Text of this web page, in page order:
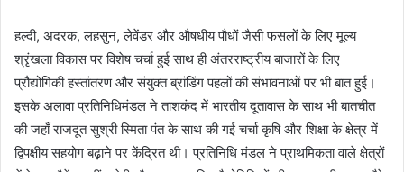
हल्दी, अदरक, लहसुन, लेवेंडर और औषधीय पौधों जैसी फसलों के लिए मूल्य
श्रृंखला विकास पर विशेष चर्चा हुई साथ ही अंतरराष्ट्रीय बाजारों के लिए
प्रौद्योगिकी हस्तांतरण और संयुक्त ब्रांडिंग पहलों की संभावनाओं पर भी बात हुई।
इसके अलावा प्रतिनिधिमंडल ने ताशकंद में भारतीय दूतावास के साथ भी बातचीत
की जहाँ राजदूत सुश्री स्मिता पंत के साथ की गई चर्चा कृषि और शिक्षा के क्षेत्र में
द्विपक्षीय सहयोग बढ़ाने पर केंद्रित थी। प्रतिनिधि मंडल ने प्राथमिकता वाले क्षेत्रों